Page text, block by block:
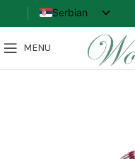
Serbian
MENU